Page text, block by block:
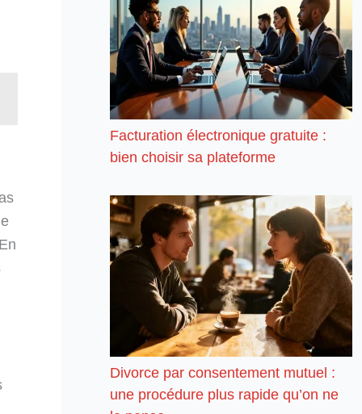
Facturation électronique gratuite :
bien choisir sa plateforme
Divorce par consentement mutuel :
une procédure plus rapide qu’on ne